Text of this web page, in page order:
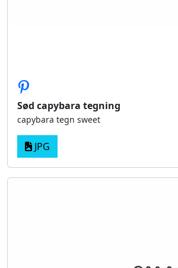
Sød capybara tegning
capybara tegn sweet
JPG